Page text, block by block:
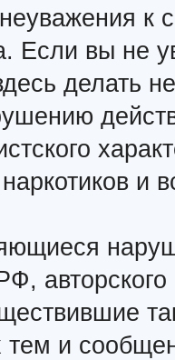
Если вы не
делать
и
тем и